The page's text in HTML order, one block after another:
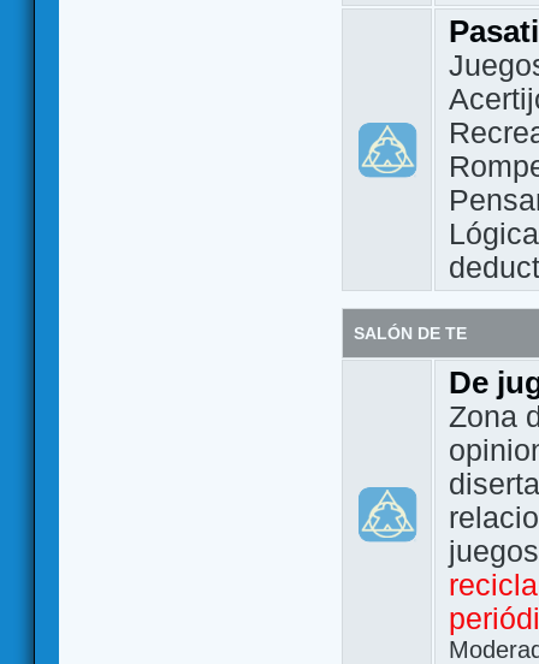
Lógica
SALÓN DE TE
De
Zona